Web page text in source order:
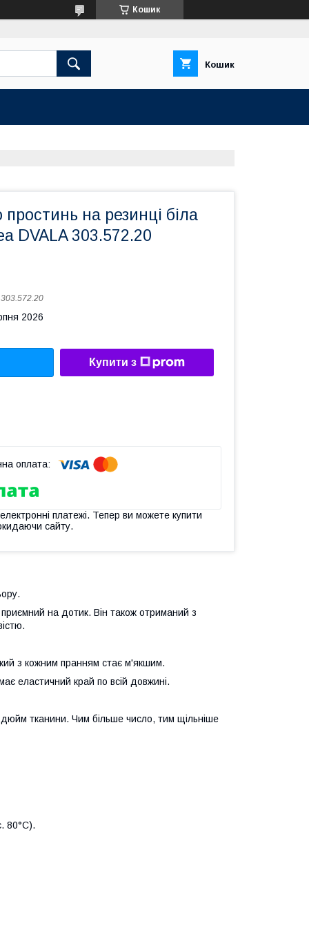
Кошик
Кошик
на резинці біла
DVALA 303.572.20
303.572.20
2026
Купити з
платежі. Тепер ви можете купити
сайту.
на дотик. Він також отриманий з
з кожним пранням стає м'якшим.
еластичний край по всій довжині.
дюйм тканини. Чим більше число, тим щільніше
80°C).